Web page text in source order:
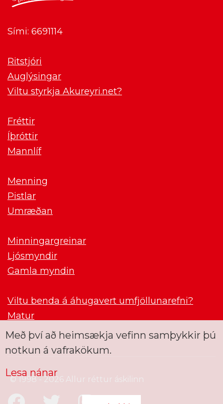
Sími: 6691114
Ritstjóri
Auglýsingar
Viltu styrkja Akureyri.net?
Fréttir
Íþróttir
Mannlíf
Menning
Pistlar
Umræðan
Minningargreinar
Ljósmyndir
Gamla myndin
Viltu benda á áhugavert umfjöllunarefni?
Matur
© 1998 - 2026 Allur réttur áskilinn
Með því að heimsækja vefinn samþykkir þú
notkun á vafrakökum.
Lesa nánar